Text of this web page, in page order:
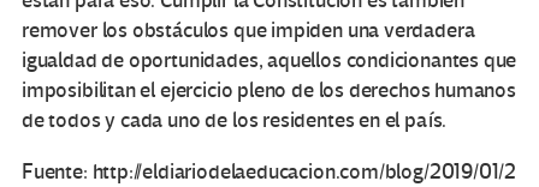
remover los obstáculos que impiden una verdadera
igualdad de oportunidades, aquellos condicionantes que
imposibilitan el ejercicio pleno de los derechos humanos
de todos y cada uno de los residentes en el país.
Fuente: http://eldiariodelaeducacion.com/blog/2019/01/2